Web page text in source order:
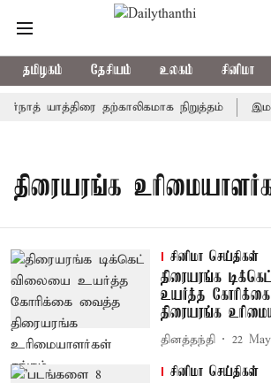
தமிழகம் தேசியம் உலகம் சினிமா
யாத்திரை தற்காலிகமாக நிறுத்தம்
திரையரங்க
சினிமா செய்திகள்
திரையரங்க
உயர்த்த
திரையரங்க
தினத்தந்தி 22
சினிமா செய்திகள்